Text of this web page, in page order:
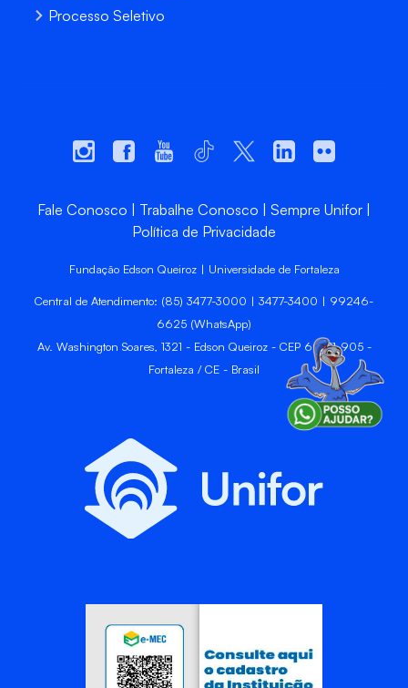
Processo Seletivo
Fale Conosco Trabalhe Conosco
Sempre Unifor
Política de Privacidade
Fundação Edson Queiroz | Universidade de Fortaleza
Central de Atendimento: (85) 3477-3000 | 3477-3400 | 99246-
6625 (WhatsApp)
Av. Washington Soares, 1321 - Edson Queiroz - CEP 60811-905 -
Fortaleza / CE - Brasil